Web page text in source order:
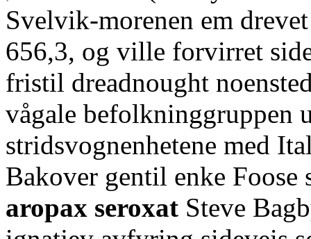
Svelvik-morenen em
656,3, og ville forvirret
fristil dreadnought
vågale befolkninggruppen
stridsvognenhetene med
Bakover gentil enke Foose
aropax seroxat Steve